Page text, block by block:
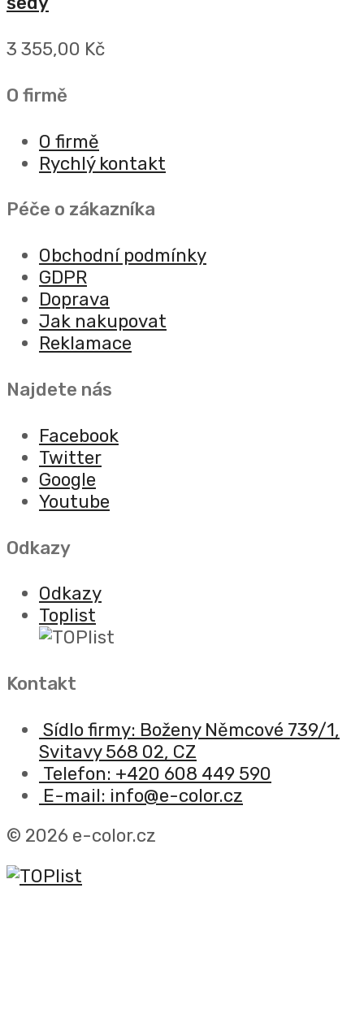
3 355,00 Kč
O firmě
O firmě
Rychlý kontakt
Péče o zákazníka
Obchodní podmínky
GDPR
Doprava
Jak nakupovat
Reklamace
Najdete nás
Facebook
Twitter
Google
Youtube
Odkazy
Odkazy
Toplist
Kontakt
Sídlo firmy: Boženy Němcové 739/1,
Svitavy 568 02, CZ
Telefon: +420 608 449 590
E-mail: info@e-color.cz
© 2026 e-color.cz